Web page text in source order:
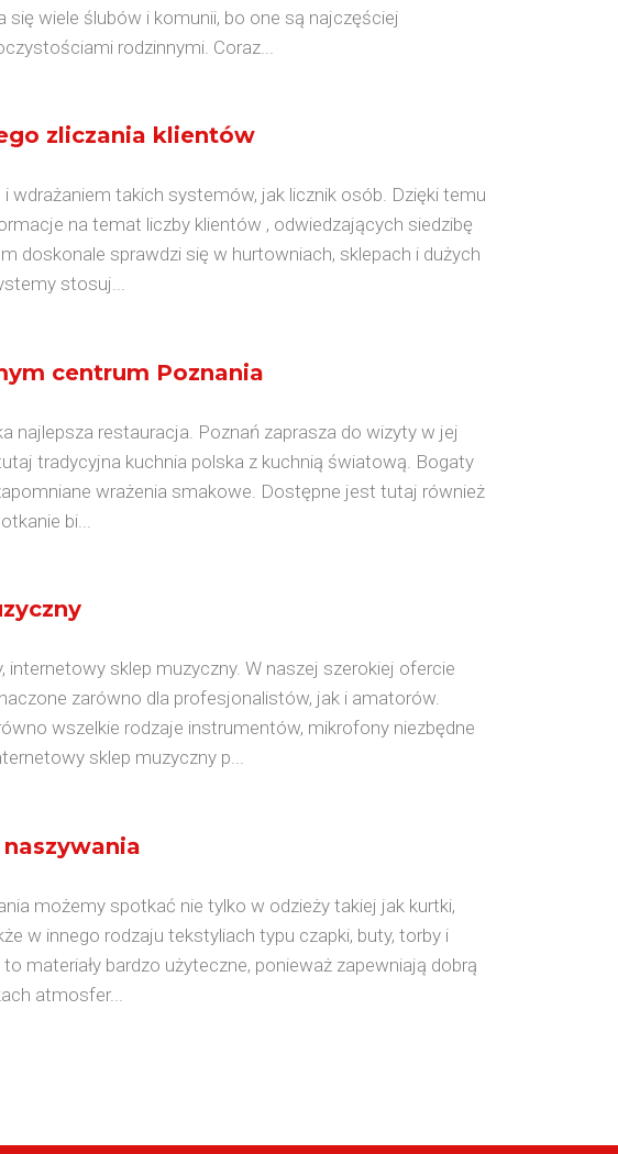
wiele ślubów i komunii, bo one są najczęściej
rodzinnymi. Coraz...
zliczania klientów
wdrażaniem takich systemów, jak licznik osób. Dzięki temu
na temat liczby klientów , odwiedzających siedzibę
doskonale sprawdzi się w hurtowniach, sklepach i dużych
stosuj...
centrum Poznania
najlepsza restauracja. Poznań zaprasza do wizyty w jej
tradycyjna kuchnia polska z kuchnią światową. Bogaty
wrażenia smakowe. Dostępne jest tutaj również
bi...
sklep muzyczny. W naszej szerokiej ofercie
zarówno dla profesjonalistów, jak i amatorów.
wszelkie rodzaje instrumentów, mikrofony niezbędne
sklep muzyczny p...
możemy spotkać nie tylko w odzieży takiej jak kurtki,
w innego rodzaju tekstyliach typu czapki, buty, torby i
materiały bardzo użyteczne, ponieważ zapewniają dobrą
atmosfer...